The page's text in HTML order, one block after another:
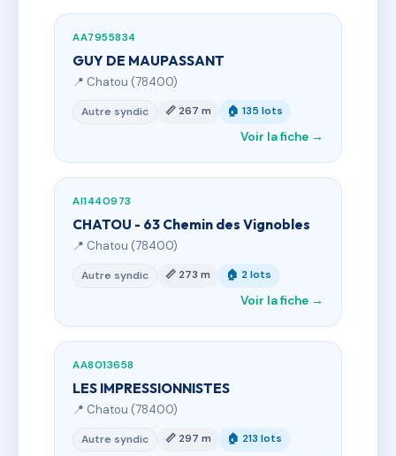
AA7955834
GUY DE MAUPASSANT
📍 Chatou (78400)
Autre syndic 📏 267 m 🏠 135 lots
Voir la fiche →
AI1440973
CHATOU - 63 Chemin des Vignobles
📍 Chatou (78400)
Autre syndic 📏 273 m 🏠 2 lots
Voir la fiche →
AA8013658
LES IMPRESSIONNISTES
📍 Chatou (78400)
Autre syndic 📏 297 m 🏠 213 lots